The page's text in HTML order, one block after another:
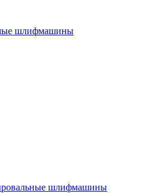
шлифмашины
шлифмашины